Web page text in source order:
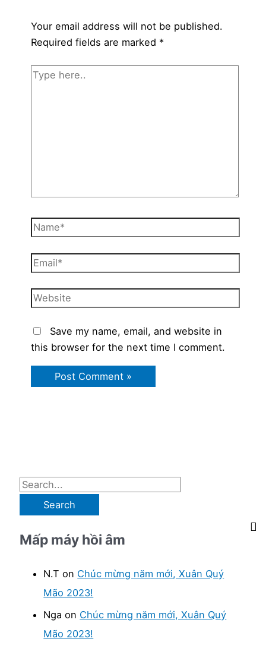
Your email address will not be published.
Required fields are marked *
Type
Name*
Email*
Website
Save my name, email, and website in
this browser for the next time I comment.
S
r
Mấp máy hồi âm
N.T on Chúc mừng năm mới, Xuân Quý
Mão 2023!
Nga on Chúc mừng năm mới, Xuân Quý
Mão 2023!